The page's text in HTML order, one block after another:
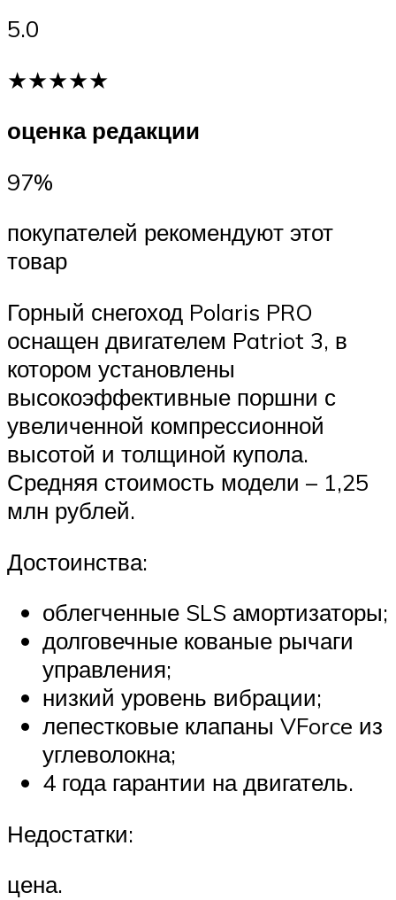
5.0
★★★★★
оценка редакции
97%
покупателей рекомендуют этот
товар
Горный снегоход Polaris PRO
оснащен двигателем Patriot 3, в
котором установлены
высокоэффективные поршни с
увеличенной компрессионной
высотой и толщиной купола.
Средняя стоимость модели – 1,25
млн рублей.
Достоинства:
облегченные SLS амортизаторы;
долговечные кованые рычаги
управления;
низкий уровень вибрации;
лепестковые клапаны VForce из
углеволокна;
4 года гарантии на двигатель.
Недостатки:
цена.